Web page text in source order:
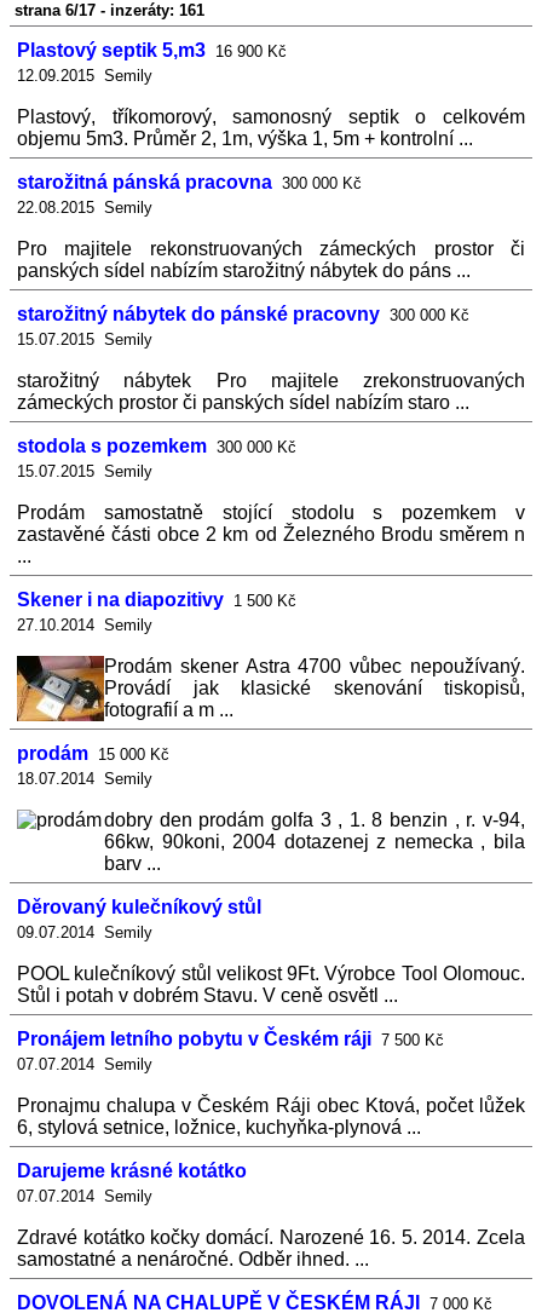
strana 6/17 - inzeráty: 161
Plastový septik 5,m3 16 900 Kč
12.09.2015 Semily
Plastový, tříkomorový, samonosný septik o celkovém
objemu 5m3. Průměr 2, 1m, výška 1, 5m + kontrolní ...
starožitná pánská pracovna 300 000 Kč
22.08.2015 Semily
Pro majitele rekonstruovaných zámeckých prostor či
panských sídel nabízím starožitný nábytek do páns ...
starožitný nábytek do pánské pracovny 300 000 Kč
15.07.2015 Semily
starožitný nábytek Pro majitele zrekonstruovaných
zámeckých prostor či panských sídel nabízím staro ...
stodola s pozemkem 300 000 Kč
15.07.2015 Semily
Prodám samostatně stojící stodolu s pozemkem v
zastavěné části obce 2 km od Železného Brodu směrem n
...
Skener i na diapozitivy 1 500 Kč
27.10.2014 Semily
Prodám skener Astra 4700 vůbec nepoužívaný.
Provádí jak klasické skenování tiskopisů,
fotografií a m ...
prodám 15 000 Kč
18.07.2014 Semily
dobry den prodám golfa 3 , 1. 8 benzin , r. v-94,
66kw, 90koni, 2004 dotazenej z nemecka , bila
barv ...
Děrovaný kulečníkový stůl
09.07.2014 Semily
POOL kulečníkový stůl velikost 9Ft. Výrobce Tool Olomouc.
Stůl i potah v dobrém Stavu. V ceně osvětl ...
Pronájem letního pobytu v Českém ráji 7 500 Kč
07.07.2014 Semily
Pronajmu chalupa v Českém Ráji obec Ktová, počet lůžek
6, stylová setnice, ložnice, kuchyňka-plynová ...
Darujeme krásné kotátko
07.07.2014 Semily
Zdravé kotátko kočky domácí. Narozené 16. 5. 2014. Zcela
samostatné a nenáročné. Odběr ihned. ...
DOVOLENÁ NA CHALUPĚ V ČESKÉM RÁJI 7 000 Kč